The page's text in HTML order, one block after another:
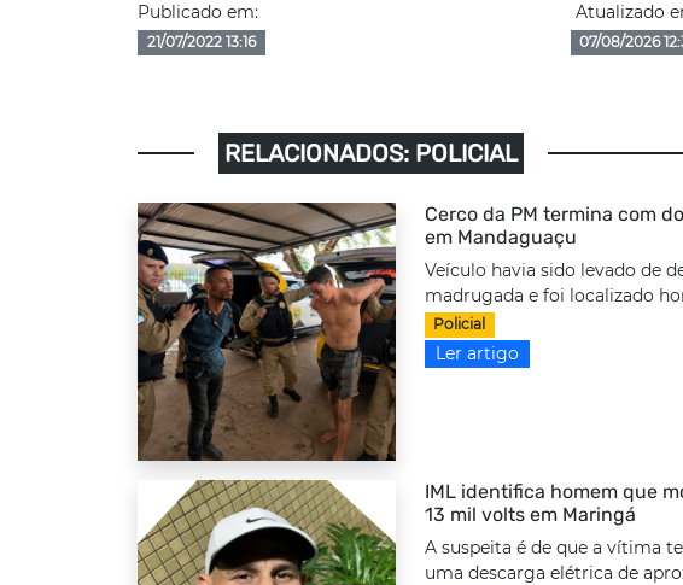
Publicado em:
21/07/2022 13:16
Atualizado
07/08/2026
RELACIONADOS: POLICIAL
Cerco da PM termina com
em Mandaguaçu
Veículo havia sido levado de
madrugada e foi localizado
Policial
Ler artigo
IML identifica homem que
13 mil volts em Maringá
A suspeita é de que a vítima
uma descarga elétrica de